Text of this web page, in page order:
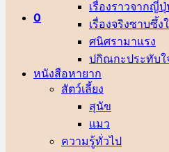
0
เรื่องราวจากญี่
เรื่องจริงซาบซึ้ง
ศนิศรา
ปกิณกะประทับใ
หนังสือหายาก
สัตว์เลี้ยง
สุนัข
แมว
ความรู้ทั่วไป